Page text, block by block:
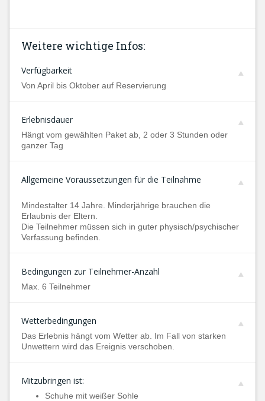
Weitere wichtige Infos:
Verfügbarkeit
Von April bis Oktober auf Reservierung
Erlebnisdauer
Hängt vom gewählten Paket ab, 2 oder 3 Stunden oder
ganzer Tag
Allgemeine Voraussetzungen für die Teilnahme
Mindestalter 14 Jahre. Minderjährige brauchen die
Erlaubnis der Eltern.
Die Teilnehmer müssen sich in guter physisch/psychischer
Verfassung befinden.
Bedingungen zur Teilnehmer-Anzahl
Max. 6 Teilnehmer
Wetterbedingungen
Das Erlebnis hängt vom Wetter ab. Im Fall von starken
Unwettern wird das Ereignis verschoben.
Mitzubringen ist:
Schuhe mit weißer Sohle